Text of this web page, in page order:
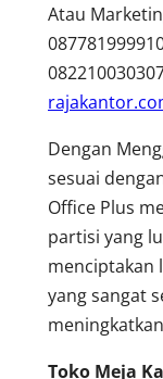
Atau
Dengan
sesuai
Office Plus
partisi yang
menciptakan
yang sangat
Toko Meja